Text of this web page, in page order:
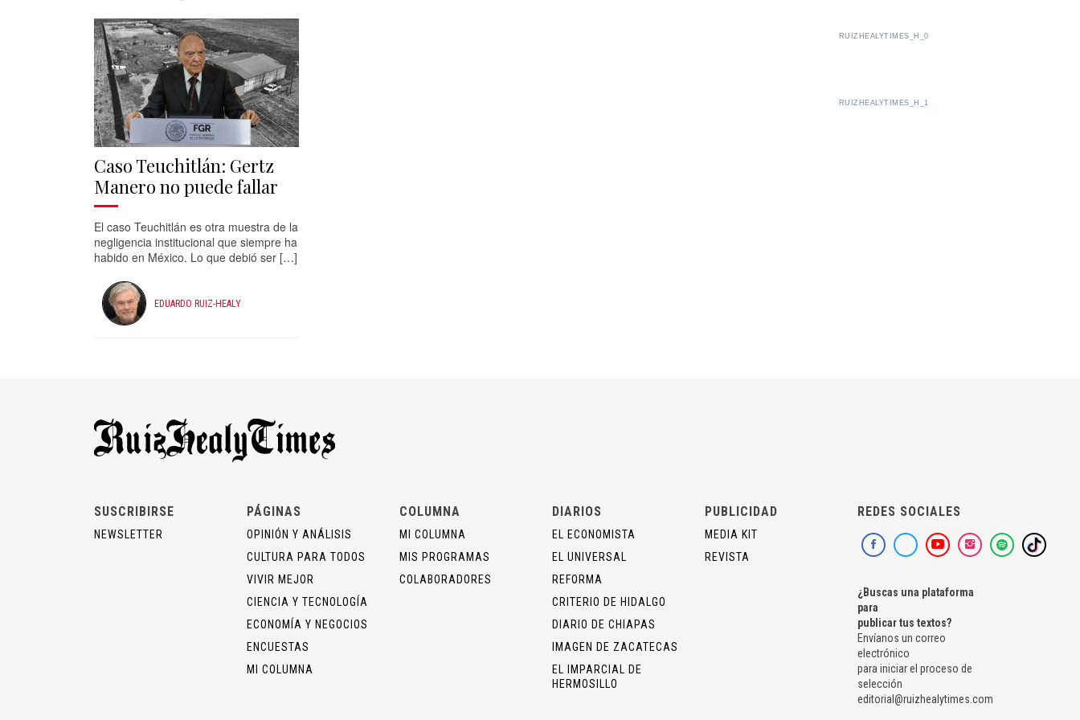
Caso Teuchitlán: Gertz
Manero no puede fallar
El caso Teuchitlán es otra muestra de la
negligencia institucional que siempre ha
habido en México. Lo que debió ser […]
EDUARDO RUIZ-HEALY
RUIZHEALYTIMES_H_0
RUIZHEALYTIMES_H_1
SUSCRIBIRSE
NEWSLETTER
PÁGINAS
OPINIÓN Y ANÁLISIS
CULTURA PARA TODOS
VIVIR MEJOR
CIENCIA Y TECNOLOGÍA
ECONOMÍA Y NEGOCIOS
ENCUESTAS
MI COLUMNA
COLUMNA
MI COLUMNA
MIS PROGRAMAS
COLABORADORES
DIARIOS
EL ECONOMISTA
EL UNIVERSAL
REFORMA
CRITERIO DE HIDALGO
DIARIO DE CHIAPAS
IMAGEN DE ZACATECAS
EL IMPARCIAL DE
HERMOSILLO
PUBLICIDAD
MEDIA KIT
REVISTA
REDES SOCIALES
¿Buscas una plataforma
para
publicar tus textos?
Envíanos un correo
electrónico
para iniciar el proceso de
selección
editorial@ruizhealytimes.com